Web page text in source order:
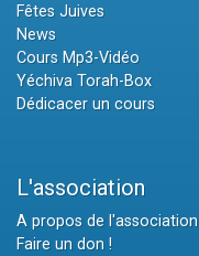
Fêtes Juives
News
Cours Mp3-Vidéo
Yéchiva Torah-Box
Dédicacer un cours
L'association
A propos de l'association
Faire un don !